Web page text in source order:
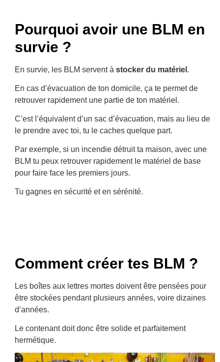
Pourquoi avoir une BLM en
survie ?
En survie, les BLM servent à stocker du matériel .
En cas d’évacuation de ton domicile, ça te permet de
retrouver rapidement une partie de ton matériel.
C’est l’équivalent d’un sac d’évacuation, mais au lieu de
le prendre avec toi, tu le caches quelque part.
Par exemple, si un incendie détruit ta maison, avec une
BLM tu peux retrouver rapidement le matériel de base
pour faire face les premiers jours.
Tu gagnes en sécurité et en sérénité.
Comment créer tes BLM ?
Les boîtes aux lettres mortes doivent être pensées pour
être stockées pendant plusieurs années, voire dizaines
d’années.
Le contenant doit donc être solide et parfaitement
hermétique.